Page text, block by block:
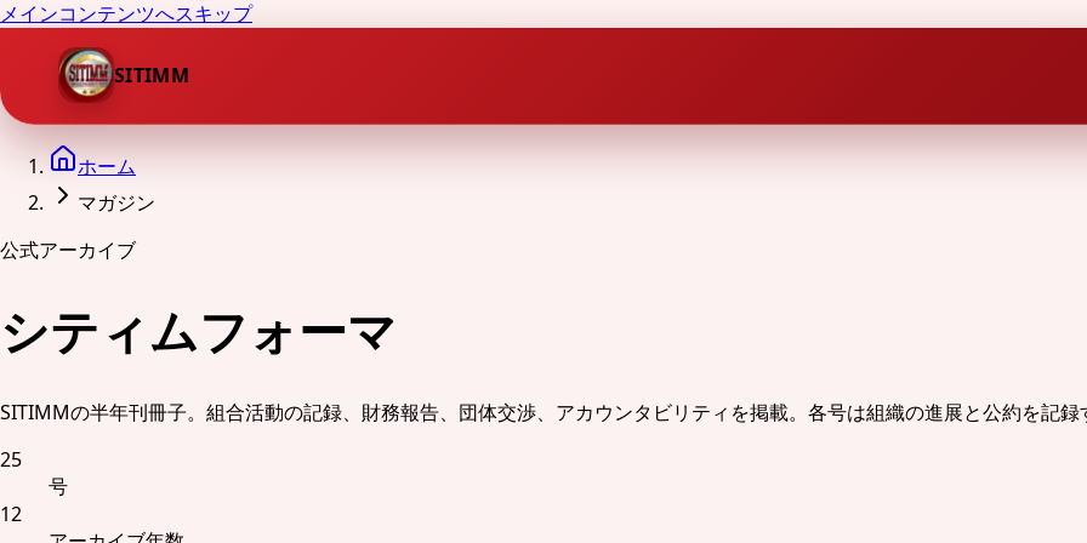
メインコンテンツへスキップ
SITIMM
ホーム
マガジン
公式アーカイブ
シティムフォーマ
SITIMMの半年刊冊子。組合活動の記録、財務報告、団体交渉、アカウンタビリティを掲載。各号は組織の進展と公約を記録
25
号
12